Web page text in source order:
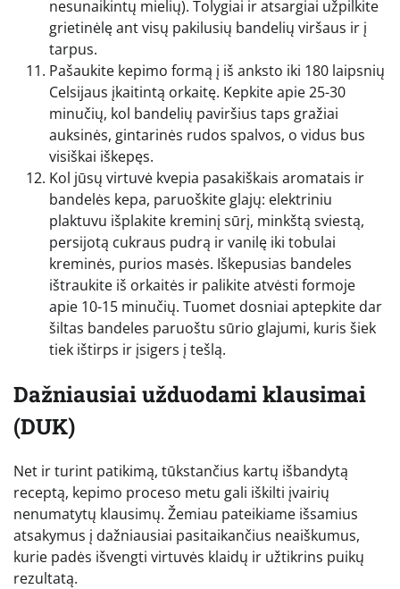
nesunaikintų mielių). Tolygiai ir atsargiai užpilkite
grietinėlę ant visų pakilusių bandelių viršaus ir į
tarpus.
Pašaukite kepimo formą į iš anksto iki 180 laipsnių
Celsijaus įkaitintą orkaitę. Kepkite apie 25-30
minučių, kol bandelių paviršius taps gražiai
auksinės, gintarinės rudos spalvos, o vidus bus
visiškai iškepęs.
Kol jūsų virtuvė kvepia pasakiškais aromatais ir
bandelės kepa, paruoškite glajų: elektriniu
plaktuvu išplakite kreminį sūrį, minkštą sviestą,
persijotą cukraus pudrą ir vanilę iki tobulai
kreminės, purios masės. Iškepusias bandeles
ištraukite iš orkaitės ir palikite atvėsti formoje
apie 10-15 minučių. Tuomet dosniai aptepkite dar
šiltas bandeles paruoštu sūrio glajumi, kuris šiek
tiek ištirps ir įsigers į tešlą.
Dažniausiai užduodami klausimai
(DUK)
Net ir turint patikimą, tūkstančius kartų išbandytą
receptą, kepimo proceso metu gali iškilti įvairių
nenumatytų klausimų. Žemiau pateikiame išsamius
atsakymus į dažniausiai pasitaikančius neaiškumus,
kurie padės išvengti virtuvės klaidų ir užtikrins puikų
rezultatą.